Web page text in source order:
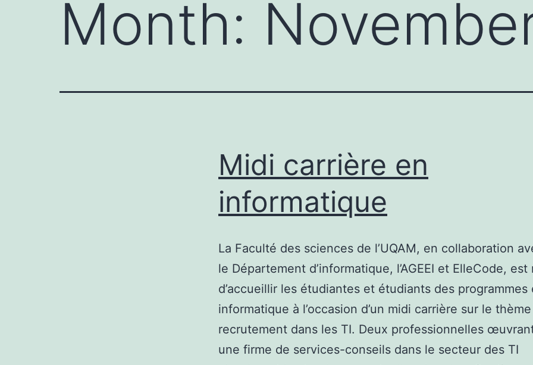
Month:
Midi carrière en
informatique
La Faculté des sciences de l’UQAM, en collaboration
le Département d’informatique, l’AGEEI et ElleCode, est
d’accueillir les étudiantes et étudiants des programmes
informatique à l’occasion d’un midi carrière sur le
recrutement dans les TI. Deux professionnelles
une firme de services-conseils dans le secteur des TI